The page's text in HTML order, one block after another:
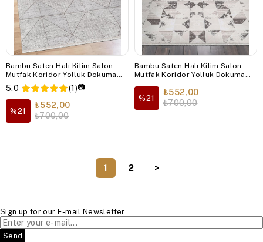
Bambu Saten Halı Kilim Salon
Mutfak Koridor Yolluk Dokuma
Makine Halısı Petra 4 Gri
5.0 (1)📷
%21
₺552,00
₺700,00
Bambu Saten Halı Kilim Salon
Mutfak Koridor Yolluk Dokuma
%21
₺552,00
₺700,00
1 2 >
Sign up for our E-mail Newsletter
Send